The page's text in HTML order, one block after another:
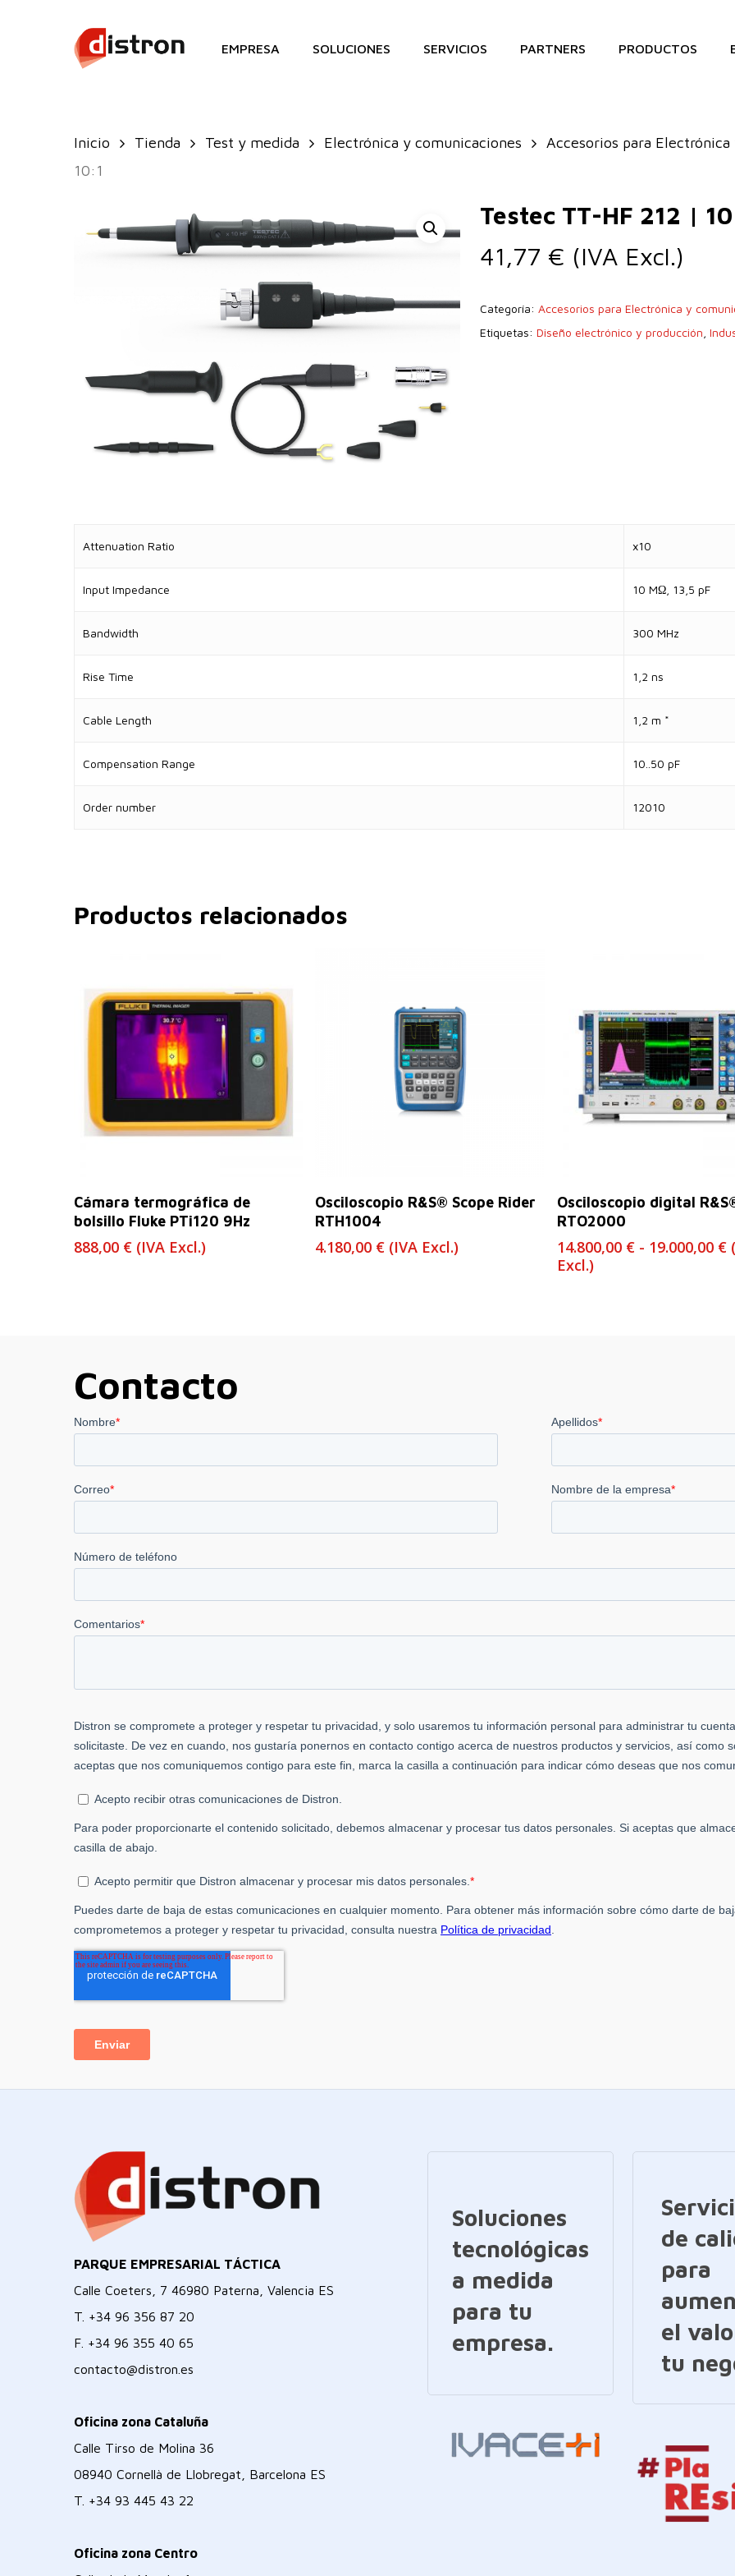
EMPRESA SOLUCIONES SERVICIOS PARTNERS PRODUCTOS
Inicio Tienda Test y medida Electrónica y comunicaciones Accesorios para
10:1
Testec TT-HF 212 |
41,77 € (IVA Excl.)
Categoría: Accesorios para Electrónica y
Etiquetas: Diseño electrónico y producción
Attenuation Ratio x10
Input Impedance 10 MΩ, 13,5 pF
Bandwidth 300 MHz
Rise Time 1,2 ns
Cable Length 1,2 m *
Compensation Range 10..50 pF
Order number 12010
Productos relacionados
Leer Más
Cámara termográfica de
bolsillo Fluke PTi120 9Hz
888,00 € (IVA Excl.)
Leer Más
Osciloscopio R&S® Scope Rider
RTH1004
4.180,00 € (IVA Excl.)
Seleccionar Opciones
Osciloscopio digital
RTO2000
14.800,00 € - 19.000,00 €
Excl.)
Contacto
PARQUE EMPRESARIAL TÁCTICA
Calle Coeters, 7 46980 Paterna, Valencia ES
T. +34 96 356 87 20
F. +34 96 355 40 65
contacto@distron.es
Oficina zona Cataluña
Calle Tirso de Molina 36
08940 Cornellà de Llobregat, Barcelona ES
T. +34 93 445 43 22
Oficina zona Centro
Soluciones
tecnológicas
a medida
para tu
empresa.
de
para
el
tu